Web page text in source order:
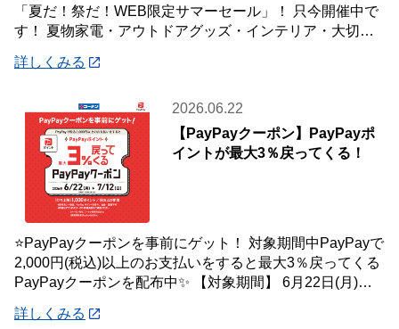
「夏だ！祭だ！WEB限定サマーセール」！ 只今開催中で
す！ 夏物家電・アウトドアグッズ・インテリア・大切な
詳しくみる
2026.06.22
【PayPayクーポン】PayPayポ
イントが最大3％戻ってくる！
⭐PayPayクーポンを事前にゲット！ 対象期間中PayPayで
2,000円(税込)以上のお支払いをすると最大3％戻ってくる
PayPayクーポンを配布中✨ 【対象期間】 6月22日(月)～7
詳しくみる